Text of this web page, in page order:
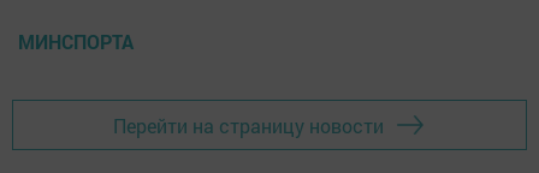
МИНСПОРТА
Перейти на страницу новости